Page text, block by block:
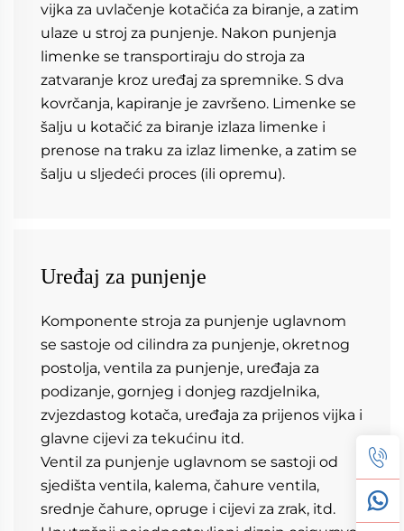
vijka za uvlačenje kotačića za biranje, a zatim
ulaze u stroj za punjenje. Nakon punjenja
limenke se transportiraju do stroja za
zatvaranje kroz uređaj za spremnike. S dva
kovrčanja, kapiranje je završeno. Limenke se
šalju u kotačić za biranje izlaza limenke i
prenose na traku za izlaz limenke, a zatim se
šalju u sljedeći proces (ili opremu).
Uređaj za punjenje
Komponente stroja za punjenje uglavnom
se sastoje od cilindra za punjenje, okretnog
postolja, ventila za punjenje, uređaja za
podizanje, gornjeg i donjeg razdjelnika,
zvjezdastog kotača, uređaja za prijenos vijka i
glavne cijevi za tekućinu itd.
Ventil za punjenje uglavnom se sastoji od
sjedišta ventila, kalema, čahure ventila,
srednje čahure, opruge i cijevi za zrak, itd.